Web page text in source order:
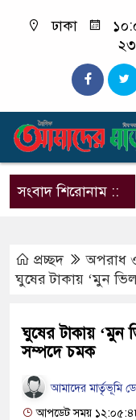
ঢাকা
২৩
সংবাদ শিরোনাম ::
এসআরবি
প্রচ্ছদ অপরাধ ‍ও
ঘুষের টাকায় ‘মুন
ঘুষের টাকায় ‘মুন
সম্পদে চমক
আমাদের মার্তৃভূমি
আপডেট সময় ১২:০৫:৪৮